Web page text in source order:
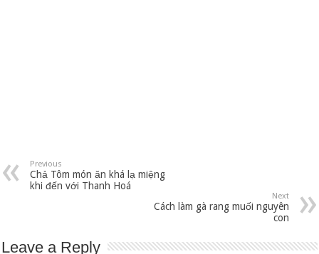
Previous
Chả Tôm món ăn khá lạ miệng
khi đến với Thanh Hoá
Next
Cách làm gà rang muối nguyên
con
Leave a Reply